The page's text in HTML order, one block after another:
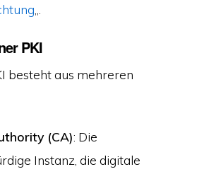
PKI
besteht aus mehreren
(CA): Die
Instanz, die digitale